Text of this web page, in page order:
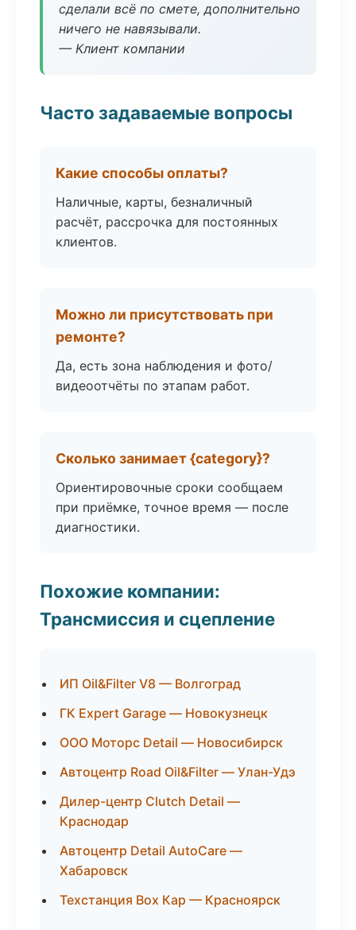
сделали всё по смете, дополнительно
ничего не навязывали.
— Клиент компании
Часто задаваемые вопросы
Какие способы оплаты?
Наличные, карты, безналичный
расчёт, рассрочка для постоянных
клиентов.
Можно ли присутствовать при
ремонте?
Да, есть зона наблюдения и фото/
видеоотчёты по этапам работ.
Сколько занимает {category}?
Ориентировочные сроки сообщаем
при приёмке, точное время — после
диагностики.
Похожие компании:
Трансмиссия и сцепление
ИП Oil&Filter V8 — Волгоград
ГК Expert Garage — Новокузнецк
ООО Моторс Detail — Новосибирск
Автоцентр Road Oil&Filter — Улан-Удэ
Дилер-центр Clutch Detail —
Краснодар
Автоцентр Detail AutoCare —
Хабаровск
Техстанция Box Кар — Красноярск